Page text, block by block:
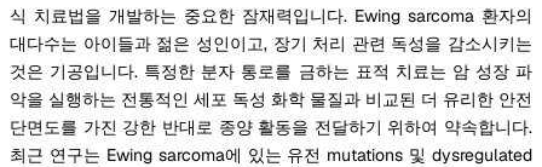
식 치료법을 개발하는 중요한 잠재력입니다. Ewing sarcoma 환자의
대다수는 아이들과 젊은 성인이고, 장기 처리 관련 독성을 감소시키는
것은 기공입니다. 특정한 분자 통로를 금하는 표적 치료는 암 성장 파
악을 실행하는 전통적인 세포 독성 화학 물질과 비교된 더 유리한 안전
단면도를 가진 강한 반대로 종양 활동을 전달하기 위하여 약속합니다.
최근 연구는 Ewing sarcoma에 있는 유전 mutations 및 dysregulated